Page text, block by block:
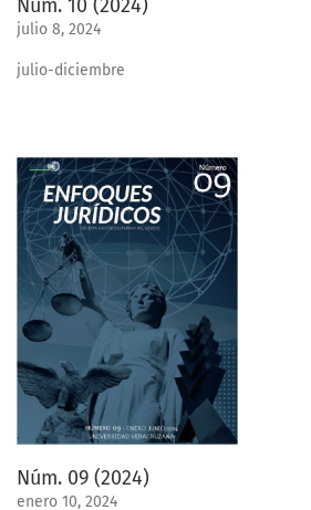
Núm. 10 (2024)
julio 8, 2024
julio-diciembre
Núm. 09 (2024)
enero 10, 2024